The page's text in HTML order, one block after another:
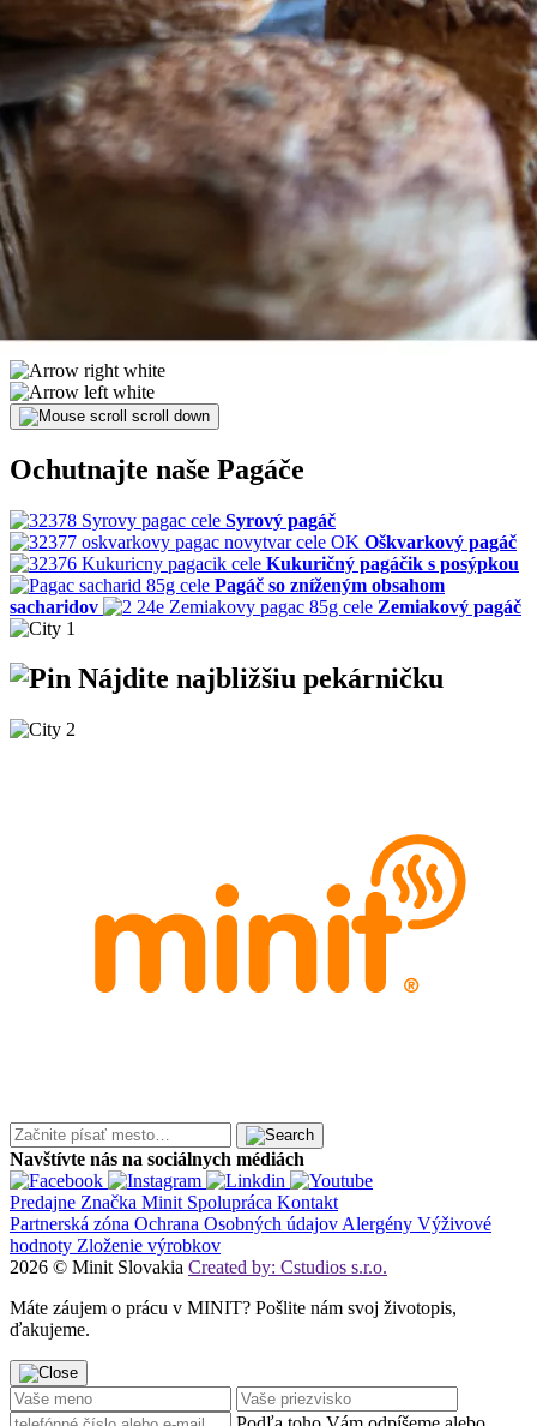
scroll down
Ochutnajte naše Pagáče
Syrový pagáč
Oškvarkový pagáč
Kukuričný pagáčik s posýpkou
Pagáč so zníženým obsahom
sacharidov
Zemiakový pagáč
Nájdite najbližšiu pekárničku
Navštívte nás na sociálnych médiách
Predajne Značka Minit Spolupráca Kontakt
Partnerská zóna Ochrana Osobných údajovAlergény Výživové
hodnoty Zloženie výrobkov
2026 © Minit Slovakia Created by: Cstudios s.r.o.
Máte záujem o prácu v MINIT? Pošlite nám svoj životopis,
ďakujeme.